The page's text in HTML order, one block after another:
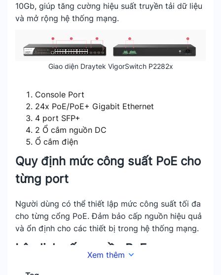
10Gb, giúp tăng cường hiệu suất truyền tải dữ liệu
và mở rộng hệ thống mạng.
Giao diện Draytek VigorSwitch P2282x
Console Port
24x PoE/PoE+ Gigabit Ethernet
4 port SFP+
2 Ổ cắm nguồn DC
Ổ cắm điện
Quy định mức công suất PoE cho
từng port
Người dùng có thể thiết lập mức công suất tối đa
cho từng cổng PoE. Đảm bảo cấp nguồn hiệu quả
và ổn định cho các thiết bị trong hệ thống mạng.
Lập lịch cấp nguồn PoE
Xem thêm